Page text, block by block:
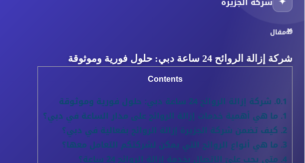
🎁مقال
شركة إزالة الروائح 24 ساعة دبي: حلول فورية وموثوقة
Contents
0.1. شركة إزالة الروائح 24 ساعة دبي: حلول فورية وموثوقة
1. ما هي أهمية خدمات إزالة الروائح على مدار الساعة في دبي؟
2. كيف تضمن شركة الجزيرة إزالة الروائح بفعالية في دبي؟
3. ما هي أنواع الروائح التي يمكن لشركتكم التعامل معها؟
4. متى يجب عليّ الاتصال بخدمة إزالة الروائح 24 ساعة؟